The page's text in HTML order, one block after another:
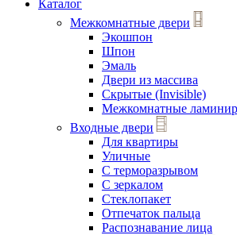
Каталог
Межкомнатные двери
Экошпон
Шпон
Эмаль
Двери из массива
Скрытые (Invisible)
Межкомнатные
Входные двери
Для квартиры
Уличные
С терморазрывом
С зеркалом
Стеклопакет
Отпечаток пальца
Распознавание лица